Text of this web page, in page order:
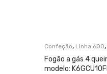
Confeção, Linha 600,
Fogão a gás 4
modelo: